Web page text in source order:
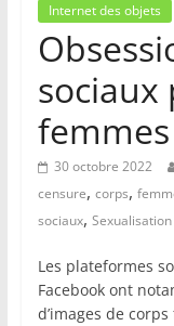
Internet des objets
sociaux
femmes
30 octobre 2022
censure, corps,
sociaux, Sexualisation
Les plateformes
Facebook ont
d’images de